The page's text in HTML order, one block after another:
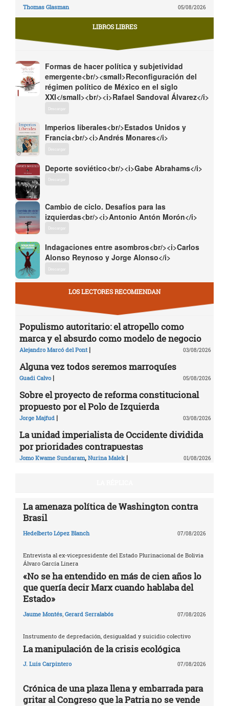
Thomas Glasman 05/08/2026
LIBROS LIBRES
Formas de hacer política y subjetividad
emergente<br/><small>Reconfiguración del
régimen político de México en el siglo
XXI</small><br/><i>Rafael Sandoval Álvarez</i>
Descargar
Imperios liberales<br/>Estados Unidos y
Francia<br/><i>Andrés Monares</i>
Descargar
Deporte soviético<br/><i>Gabe Abrahams</i>
Descargar
Cambio de ciclo. Desafíos para las
izquierdas<br/><i>Antonio Antón Morón</i>
Descargar
Indagaciones entre asombros<br/><i>Carlos
Alonso Reynoso y Jorge Alonso</i>
Descargar
LOS LECTORES RECOMIENDAN
Populismo autoritario: el atropello como
marca y el absurdo como modelo de negocio
Alejandro Marcó del Pont | 03/08/2026
Alguna vez todos seremos marroquíes
Guadi Calvo | 05/08/2026
Sobre el proyecto de reforma constitucional
propuesto por el Polo de Izquierda
Jorge Majfud | 03/08/2026
La unidad imperialista de Occidente dividida
por prioridades contrapuestas
Jomo Kwame Sundaram, Nurina Malek | 01/08/2026
La amenaza política de Washington contra
Brasil
Hedelberto López Blanch 07/08/2026
Entrevista al ex-vicepresidente del Estado Plurinacional de Bolivia
Álvaro García Linera
«No se ha entendido en más de cien años lo
que quería decir Marx cuando hablaba del
Estado»
Jaume Montés, Gerard Serralabós 07/08/2026
Instrumento de depredación, desigualdad y suicidio colectivo
La manipulación de la crisis ecológica
J. Luis Carpintero 07/08/2026
Crónica de una plaza llena y embarrada para
gritar al Congreso que la Patria no se vende